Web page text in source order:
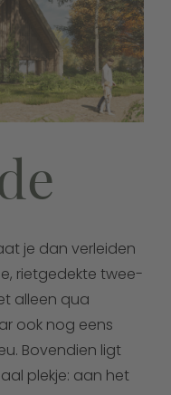
je dan verleiden
rietgedekte twee-
alleen qua
ook nog eens
Bovendien ligt
plekje: aan het